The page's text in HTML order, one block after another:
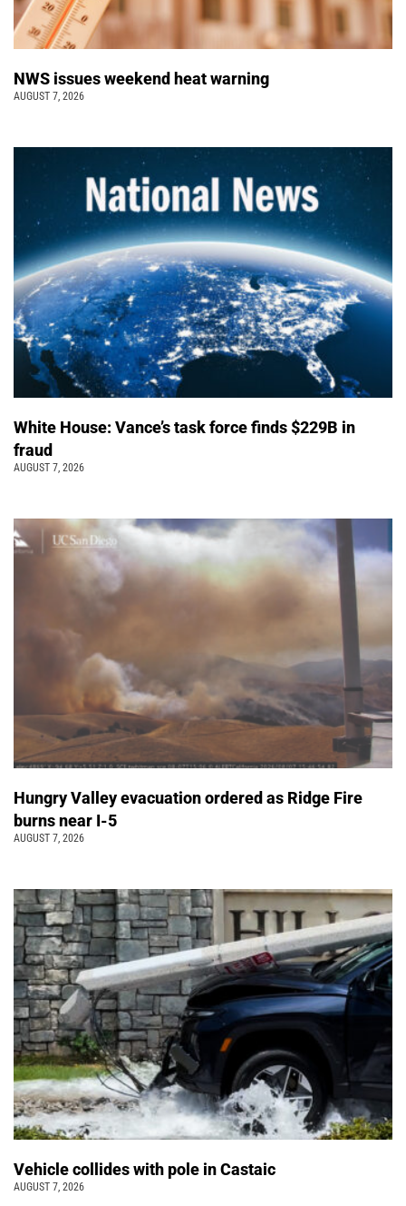
NWS issues weekend heat warning
AUGUST 7, 2026
White House: Vance’s task force finds $229B in
fraud
AUGUST 7, 2026
Hungry Valley evacuation ordered as Ridge Fire
burns near I-5
AUGUST 7, 2026
Vehicle collides with pole in Castaic
AUGUST 7, 2026